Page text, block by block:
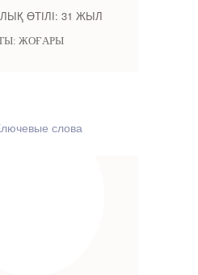
ӨТІЛІ: 31 ЖЫЛ
ЖОҒАРЫ